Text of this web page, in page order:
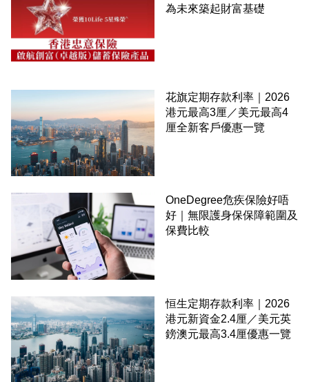
為未來築起財富基礎
花旗定期存款利率｜2026
港元最高3厘／美元最高4
厘全新客戶優惠一覽
OneDegree危疾保險好唔
好｜無限護身保保障範圍及
保費比較
恒生定期存款利率｜2026
港元新資金2.4厘／美元英
鎊澳元最高3.4厘優惠一覽